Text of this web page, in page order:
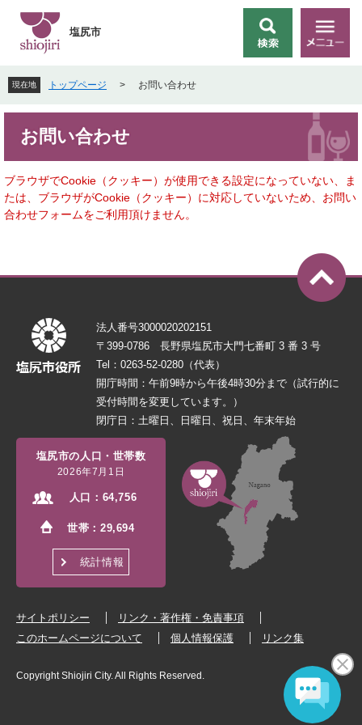
先
頭
で
を
飛
ば
本
文
へ
索
メ
ニ
塩尻市
現在地 トップページ > お問い合わせ
お問い合わせ
ブラウザでCookie（クッキー）が使用できる設定になっていない、ま
たは、ブラウザがCookie（クッキー）に対応していないため、お問い
合わせフォームをご利用頂けません。
法人番号3000020202151
〒399-0786 長野県塩尻市大門七番町 3 番 3 号
Tel：0263-52-0280（代表）
開庁時間：午前9時から午後4時30分まで（試行的に
受付時間を変更しています。）
閉庁日：土曜日、日曜日、祝日、年末年始
塩尻市の人口・世帯数
2026年7月1日
人口： 64,756
世帯：29,694
統計情報
サイトポリシー
リンク・著作権・免責事項
このホームページについて
個人情報保護 リンク集
Copyright Shiojiri City. All Rights Reserved.